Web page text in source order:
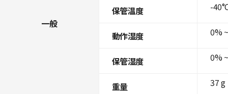
一般
保管温度
動作湿度
保管湿度
重量
-
0%
0%
37 g